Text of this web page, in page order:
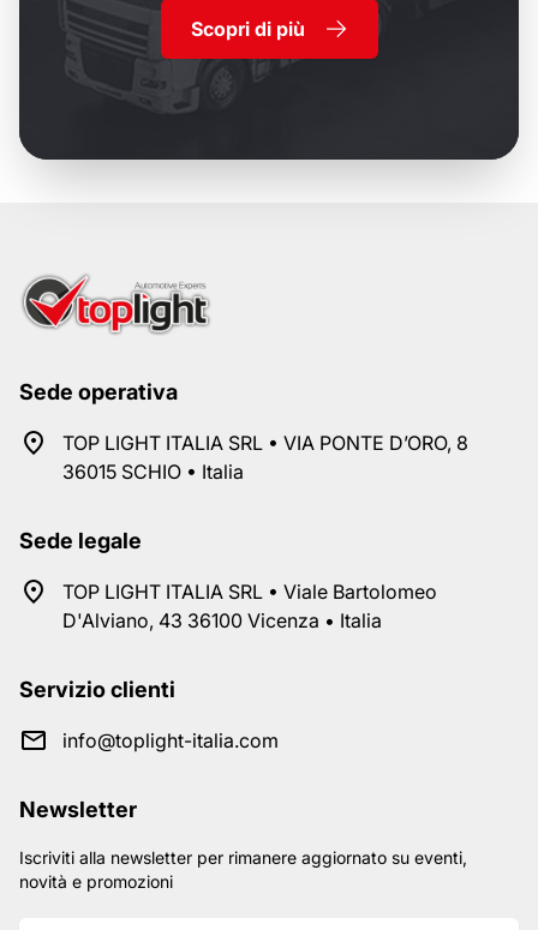
Scopri di più
Sede operativa
TOP LIGHT ITALIA SRL • VIA PONTE D’ORO, 8
36015 SCHIO • Italia
Sede legale
TOP LIGHT ITALIA SRL • Viale Bartolomeo
D'Alviano, 43 36100 Vicenza • Italia
Servizio clienti
info@toplight-italia.com
Newsletter
Iscriviti alla newsletter per rimanere aggiornato su eventi,
novità e promozioni